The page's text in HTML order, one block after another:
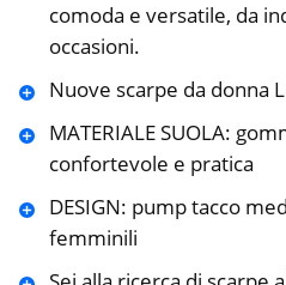
comoda e versatile, da
occasioni.
Nuove scarpe da donna
MATERIALE SUOLA:
confortevole e pratica
DESIGN: pump tacco
femminili